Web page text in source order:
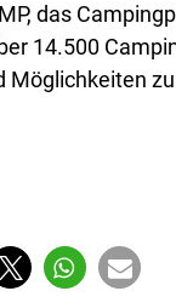
das
14.500
Möglichkeiten